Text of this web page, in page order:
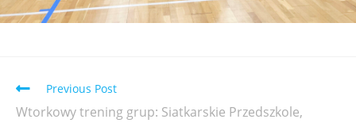
Previous Post
Wtorkowy trening grup: Siatkarskie Przedszkole,